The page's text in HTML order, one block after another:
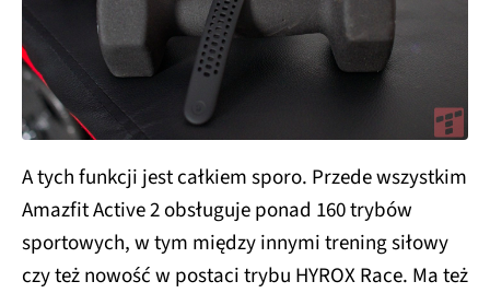
A tych funkcji jest całkiem sporo. Przede wszystkim
Amazfit Active 2 obsługuje ponad 160 trybów
sportowych, w tym między innymi trening siłowy
czy też nowość w postaci trybu HYROX Race. Ma też